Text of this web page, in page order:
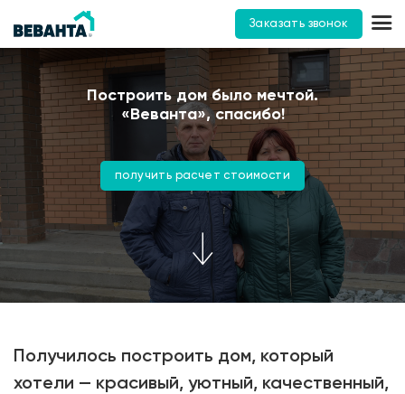
Заказать звонок
Построить дом было мечтой.
«Веванта», спасибо!
получить расчет стоимости
Получилось построить дом, который
хотели — красивый, уютный, качественный,